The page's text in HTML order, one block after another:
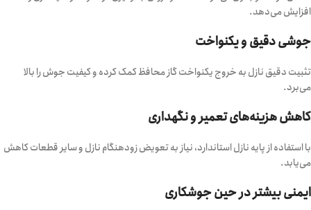
افزایش می‌دهد.
جوشی دقیق و یکنواخت
تثبیت دقیق نازل به خروج یکنواخت گاز محافظ کمک کرده و کیفیت جوش را بالا
می‌برد.
کاهش هزینه‌های تعمیر و نگهداری
با استفاده از پایه نازل استاندارد، نیاز به تعویض زودهنگام نازل و سایر قطعات کاهش
می‌یابد.
ایمنی بیشتر در حین جوشکاری